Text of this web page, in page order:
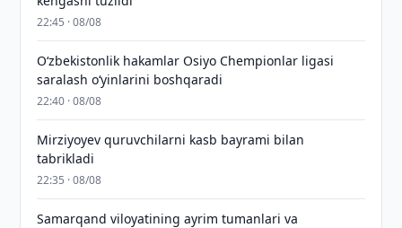
22:45 · 08/08
O‘zbekistonlik hakamlar Osiyo Chempionlar ligasi
saralash o‘yinlarini boshqaradi
22:40 · 08/08
Mirziyoyev quruvchilarni kasb bayrami bilan
tabrikladi
22:35 · 08/08
Samarqand viloyatining ayrim tumanlari va